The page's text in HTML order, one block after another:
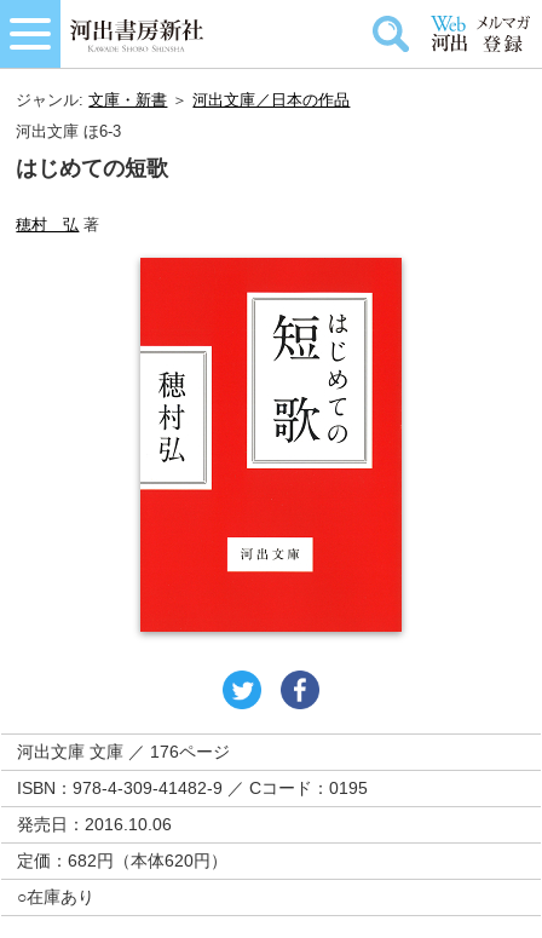
ジャンル:文庫・新書 ＞河出文庫／日本の作品
河出文庫 ほ6-3
はじめての短歌
穂村 弘 著
河出文庫 文庫 ／ 176ページ
ISBN：978-4-309-41482-9 ／ Cコード：0195
発売日：2016.10.06
定価：682円（本体620円）
○在庫あり